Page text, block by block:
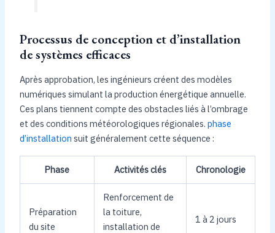
Processus de conception et d’installation
de systèmes efficaces
Après approbation, les ingénieurs créent des modèles
numériques simulant la production énergétique annuelle.
Ces plans tiennent compte des obstacles liés à l’ombrage
et des conditions météorologiques régionales. phase
d’installation suit généralement cette séquence :
Phase Activités clés Chronologie
Préparation
du site
Renforcement de
la toiture,
installation de
1 à 2 jours